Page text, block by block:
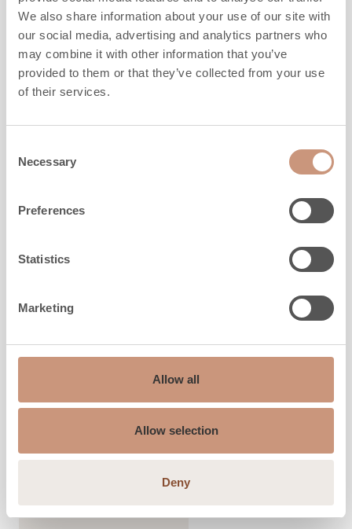
We also share information about your use of our site with
our social media, advertising and analytics partners who
may combine it with other information that you’ve
provided to them or that they’ve collected from your use
of their services.
Selection
Necessary
Preferences
Statistics
Marketing
Allow all
Allow selection
Deny
Breite
650mm